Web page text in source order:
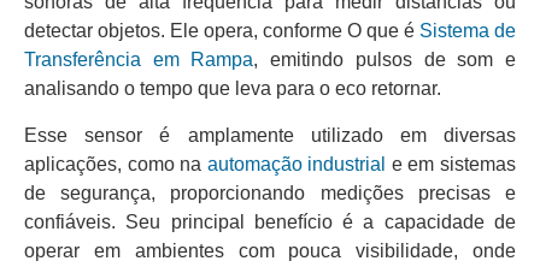
detectar objetos. Ele opera, conforme O que é Sistema de
Transferência em Rampa, emitindo pulsos de som e
analisando o tempo que leva para o eco retornar.
Esse sensor é amplamente utilizado em diversas
aplicações, como na automação industrial e em sistemas
de segurança, proporcionando medições precisas e
confiáveis. Seu principal benefício é a capacidade de
operar em ambientes com pouca visibilidade, onde